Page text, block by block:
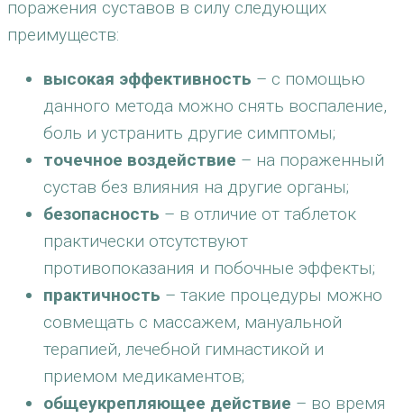
поражения суставов в силу следующих
преимуществ:
высокая эффективность – с помощью
данного метода можно снять воспаление,
боль и устранить другие симптомы;
точечное воздействие – на пораженный
сустав без влияния на другие органы;
безопасность – в отличие от таблеток
практически отсутствуют
противопоказания и побочные эффекты;
практичность – такие процедуры можно
совмещать с массажем, мануальной
терапией, лечебной гимнастикой и
приемом медикаментов;
общеукрепляющее действие – во время